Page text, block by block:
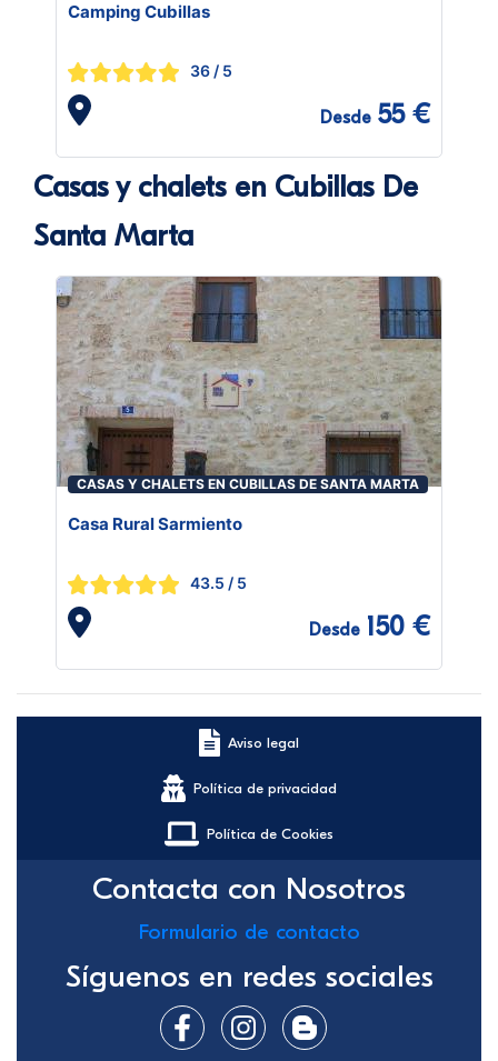
Camping Cubillas
36 / 5
Desde 55 €
Casas y chalets en Cubillas De
Santa Marta
CASAS Y CHALETS EN CUBILLAS DE SANTA MARTA
Casa Rural Sarmiento
43.5 / 5
Desde 150 €
Aviso legal
Política de privacidad
Política de Cookies
Contacta con Nosotros
Formulario de contacto
Síguenos en redes sociales